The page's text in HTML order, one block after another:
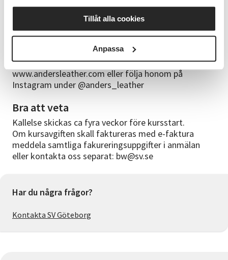
Tillåt alla cookies
Anpassa
läderhantverkare. Anders har lång erfarenhet av
läderhantverk. Både när det gäller att tillverka och
reparera olika produkter. Han har under de senaste
åren föreläst och inspirerat på ett antal mycket
omtyckta kurser i läderhantverk. Du kan se mer av
Anders arbeten på hans hemsida
www.andersleather.com eller följa honom på
Instagram under @anders_leather
Bra att veta
Kallelse skickas ca fyra veckor före kursstart.
Om kursavgiften skall faktureras med e-faktura
meddela samtliga fakureringsuppgifter i anmälan
eller kontakta oss separat: bw@sv.se
Har du några frågor?
Kontakta SV Göteborg